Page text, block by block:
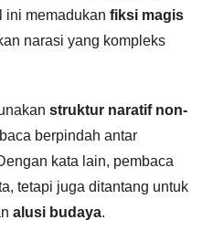
ini memadukan fiksi magis
narasi yang kompleks
struktur naratif non-
berpindah antar
kata lain, pembaca
tetapi juga ditantang untuk
alusi budaya.